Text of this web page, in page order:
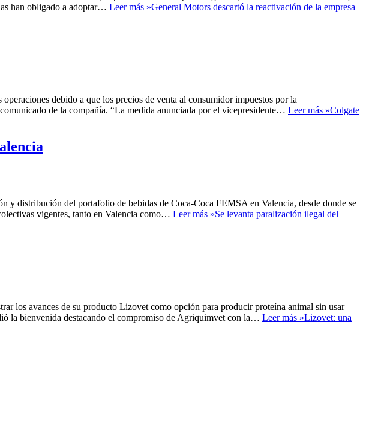
han obligado a adoptar… Leer más »General Motors descartó la reactivación de la empresa
debido a que los precios de venta al consumidor impuestos por la
de la compañía. “La medida anunciada por el vicepresidente… Leer más »Colgate
y distribución del portafolio de bebidas de Coca-Coca FEMSA en Valencia, desde donde se
vigentes, tanto en Valencia como… Leer más »Se levanta paralización ilegal del
los avances de su producto Lizovet como opción para producir proteína animal sin usar
la bienvenida destacando el compromiso de Agriquimvet con la… Leer más »Lizovet: una